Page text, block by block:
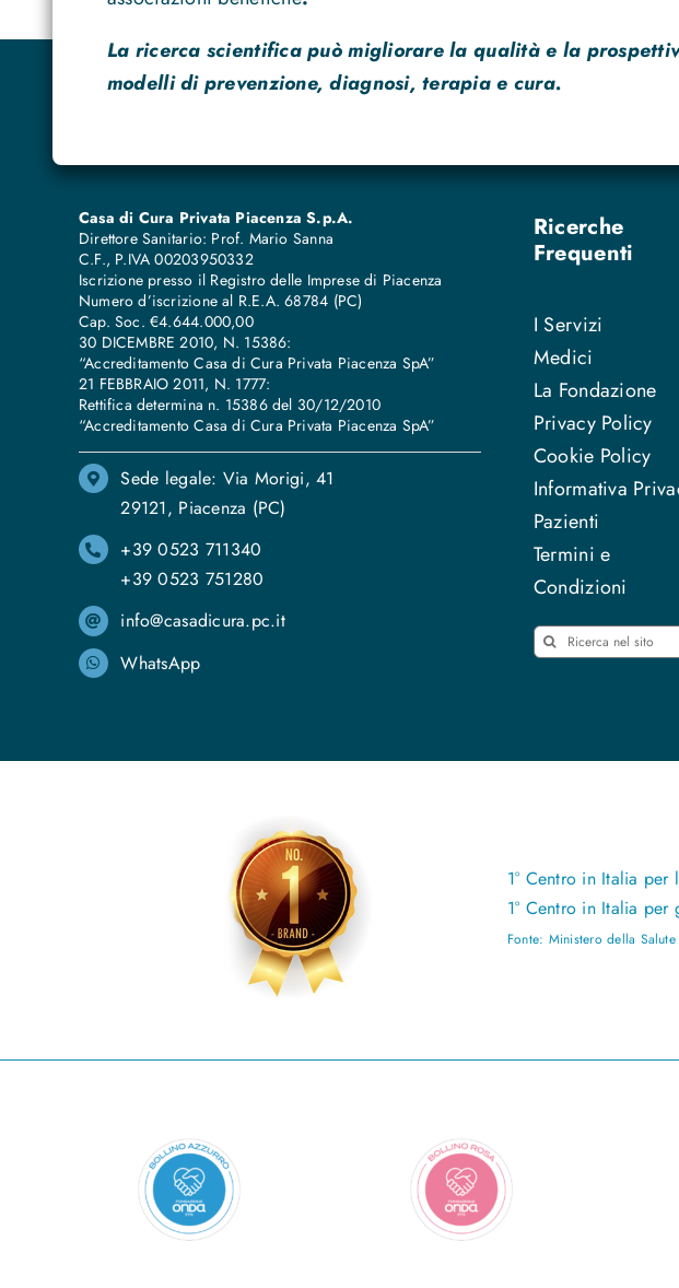
La ricerca scientifica può migliorare la qualità e la
modelli di prevenzione, diagnosi, terapia e cura.
Casa di Cura Privata Piacenza S.p.A.
Direttore Sanitario: Prof. Mario Sanna
C.F., P.IVA 00203950332
Iscrizione presso il Registro delle Imprese di Piacenza
Numero d’iscrizione al R.E.A. 68784 (PC)
Cap. Soc. €4.644.000,00
30 DICEMBRE 2010, N. 15386:
“Accreditamento Casa di Cura Privata Piacenza SpA”
21 FEBBRAIO 2011, N. 1777:
Rettifica determina n. 15386 del 30/12/2010
“Accreditamento Casa di Cura Privata Piacenza SpA”
Sede legale: Via Morigi, 41
29121, Piacenza (PC)
+39 0523 711340
+39 0523 751280
info@casadicura.pc.it
WhatsApp
Ricerche
Frequenti
I Servizi
Medici
La Fondazione
Privacy Policy
Cookie Policy
Informativa
Pazienti
Termini e
Condizioni
Cerca
1° Centro in Italia
1° Centro in Italia
Fonte: Ministero della